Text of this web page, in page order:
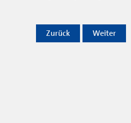
Weiter
Zurück